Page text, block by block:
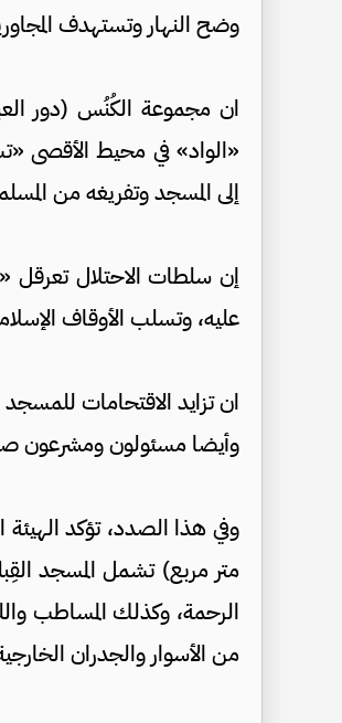
وضح النهار وتستهدف
ان مجموعة الكُنُس (دور
«الواد» في محيط الأقصى
إلى المسجد وتفريغه من
إن سلطات الاحتلال تعرقل
عليه، وتسلب الأوقاف
ان تزايد الاقتحامات للمسجد
وأيضا مسئولون ومشرعون
متر مربع) تشمل المسجد
الرحمة، وكذلك المساطب
من الأسوار والجدران